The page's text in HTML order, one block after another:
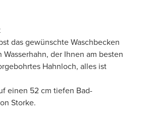
das gewünschte Waschbecken
Wasserhahn, der Ihnen am besten
Hahnloch, alles ist
einen 52 cm tiefen Bad-
Storke.